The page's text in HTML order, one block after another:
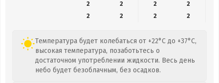
2
2 2
2
2
2 2 2
Температура будет колебаться от +22°C до +37°C,
высокая температура, позаботьтесь о
достаточном употреблении жидкости. Весь день
небо будет безоблачным, без осадков.